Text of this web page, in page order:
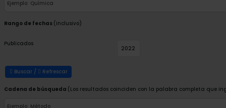
Rango de fechas (Inclusivo)
Publicados
Buscar / Refrescar
Cadena de búsqueda (Los resultados coinciden con la palabra completa que